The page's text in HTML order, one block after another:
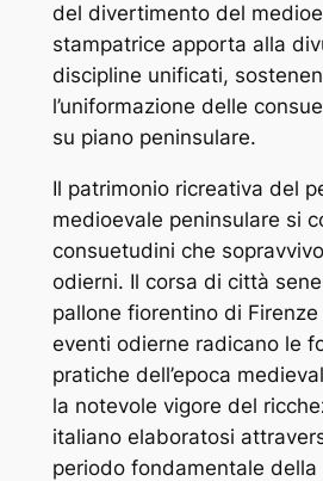
del divertimento del
stampatrice apporta alla
discipline unificati,
l’uniformazione delle
su piano peninsulare.
Il patrimonio ricreativa del
medioevale peninsulare si
consuetudini che
odierni. Il corsa di città
pallone fiorentino di
eventi odierne radicano le
pratiche dell’epoca
la notevole vigore del
italiano elaboratosi
periodo fondamentale